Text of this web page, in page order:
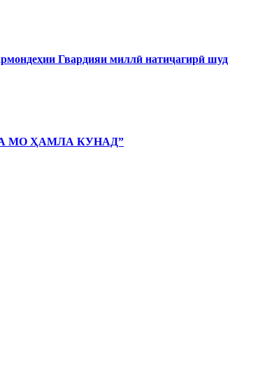
Гвардияи миллӣ натиҷагирӣ шуд
МО ҲАМЛА КУНАД”